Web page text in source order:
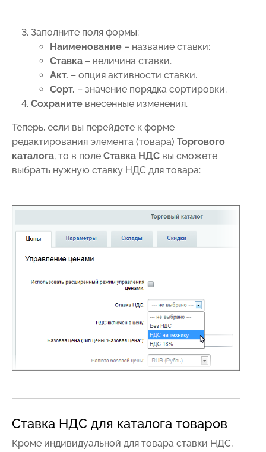
Заполните поля формы:
Наименование – название ставки;
Ставка – величина ставки.
Акт. – опция активности ставки.
Сорт. – значение порядка сортировки.
Сохраните внесенные изменения.
Теперь, если вы перейдете к форме
редактирования элемента (товара) Торгового
каталога, то в поле Ставка НДС вы сможете
выбрать нужную ставку НДС для товара:
Ставка НДС для каталога товаров
Кроме индивидуальной для товара ставки НДС,